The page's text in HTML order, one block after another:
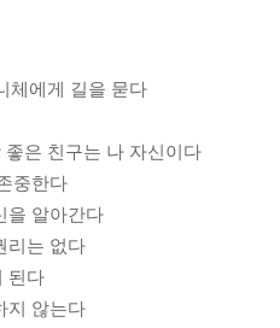
체에게 길을 묻다
좋은 친구는 나 자신이다
중한다
을 알아간다
리는 없다
된다
지 않는다